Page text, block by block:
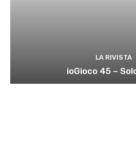
LA RIVISTA
ioGioco 45 –